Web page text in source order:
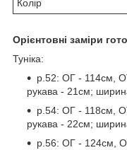
Колір
Орієнтовні заміри
Туніка:
р.52: ОГ - 114см,
рукава - 21см;
р.54: ОГ - 118см,
рукава - 22см;
р.56: ОГ - 124см,